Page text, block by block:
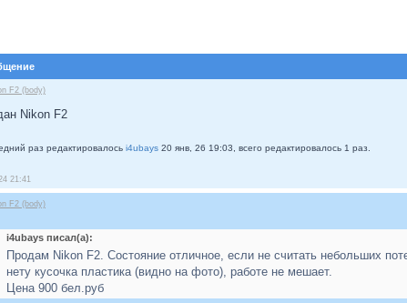
F2 (body)
Nikon F2
раз редактировалось i4ubays 20 янв, 26 19:03, всего редактировалось 1 раз.
21:41
F2 (body)
i4ubays писал(а):
Продам Nikon F2. Состояние отличное, если не считать небольших
нету кусочка пластика (видно на фото), работе не мешает.
Цена 900 бел.руб